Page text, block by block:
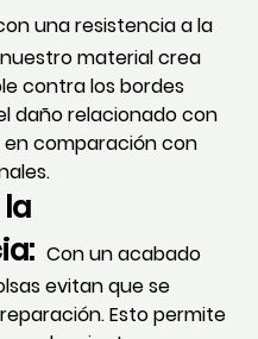
una resistencia a la
material crea
contra los bordes
daño relacionado con
comparación con
Con un acabado
evitan que se
Esto permite